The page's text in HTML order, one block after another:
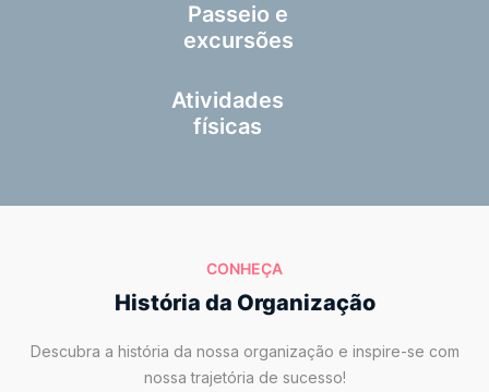
Passeio e
excursões
Atividades
físicas
CONHEÇA
História da Organização
Descubra a história da nossa organização e inspire-se com
nossa trajetória de sucesso!